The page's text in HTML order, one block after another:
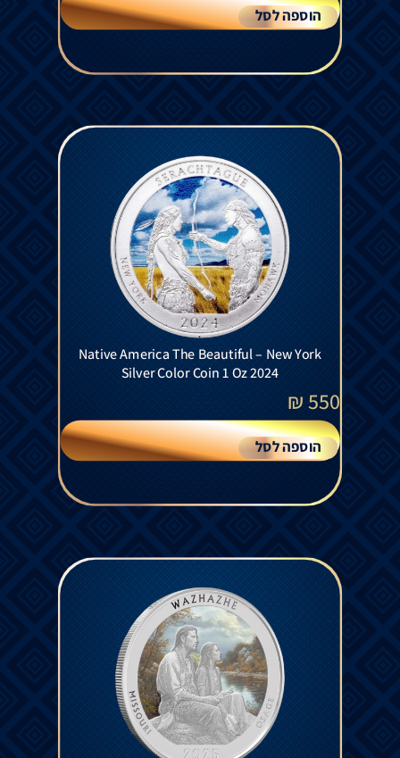
הוספה לסל
Native America The Beautiful – New York
Silver Color Coin 1 Oz 2024
550
₪
הוספה לסל